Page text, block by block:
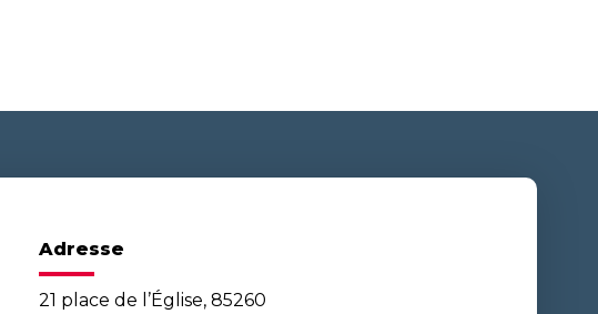
Adresse
21 place de l’Église, 85260